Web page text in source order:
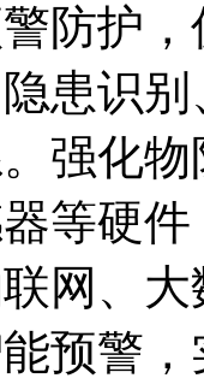
防护 ，
患识
。 强化
等硬件
网、
预警 ，